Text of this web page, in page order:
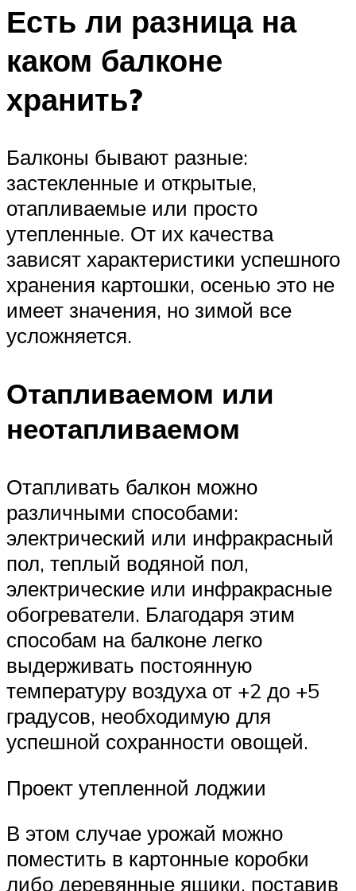
Есть ли разница на
каком балконе
хранить?
Балконы бывают разные:
застекленные и открытые,
отапливаемые или просто
утепленные. От их качества
зависят характеристики успешного
хранения картошки, осенью это не
имеет значения, но зимой все
усложняется.
Отапливаемом или
неотапливаемом
Отапливать балкон можно
различными способами:
электрический или инфракрасный
пол, теплый водяной пол,
электрические или инфракрасные
обогреватели. Благодаря этим
способам на балконе легко
выдерживать постоянную
температуру воздуха от +2 до +5
градусов, необходимую для
успешной сохранности овощей.
Проект утепленной лоджии
В этом случае урожай можно
поместить в картонные коробки
либо деревянные ящики, поставив